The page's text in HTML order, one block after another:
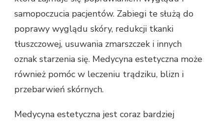
samopoczucia pacjentów. Zabiegi te służą do
poprawy wyglądu skóry, redukcji tkanki
tłuszczowej, usuwania zmarszczek i innych
oznak starzenia się. Medycyna estetyczna może
również pomóc w leczeniu trądziku, blizn i
przebarwień skórnych.
Medycyna estetyczna jest coraz bardziej